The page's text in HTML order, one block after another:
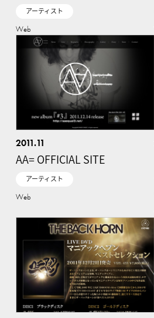
アーティスト
Web
2011.11
AA= OFFICIAL SITE
アーティスト
Web